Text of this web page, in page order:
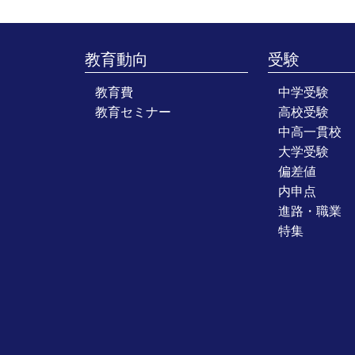
教育動向
教育費
教育セミナー
受験
中学受験
高校受験
中高一貫校
大学受験
偏差値
内申点
進路・職業
特集